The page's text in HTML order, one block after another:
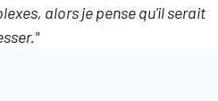
alors je pense qu'il serait